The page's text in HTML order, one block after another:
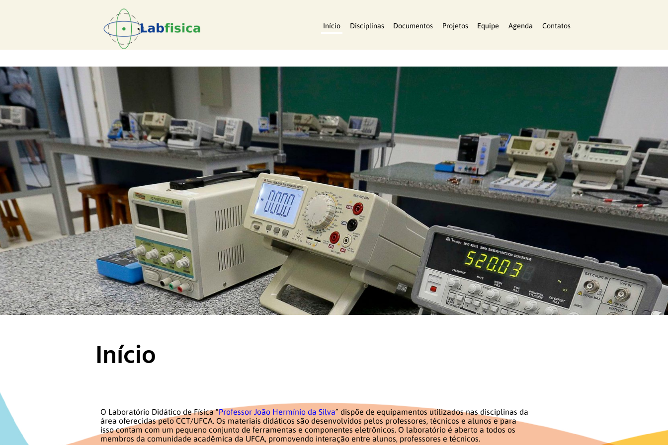
Início Disciplinas Documentos Projetos Equipe Agenda Contatos
Início
O Laboratório Didático de Física “Professor João Hermínio da Silva” dispõe de equipamentos utilizados nas disciplinas da
área oferecidas pelo CCT/UFCA. Os materiais didáticos são desenvolvidos pelos professores, técnicos e alunos e para
isso contam com um pequeno conjunto de ferramentas e componentes eletrônicos. O laboratório é aberto a todos os
membros da comunidade acadêmica da UFCA, promovendo interação entre alunos, professores e técnicos.